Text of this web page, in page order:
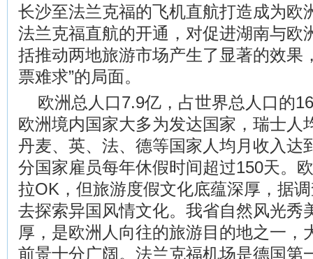
长沙至法兰克福的飞机直航打造成为欧
法兰克福直航的开通，对促进湖南与欧
括推动两地旅游市场产生了显著的效果
票难求”的局面。
欧洲总人口7.9亿，占世界总人口的
欧洲境内国家大多为发达国家，瑞士人
丹麦、英、法、德等国家人均月收入达
分国家雇员每年休假时间超过150天。
拉OK，但旅游度假文化底蕴深厚，据
去探索异国风情文化。我省自然风光秀
厚，是欧洲人向往的旅游目的地之一，
前景十分广阔。法兰克福机场是德国第